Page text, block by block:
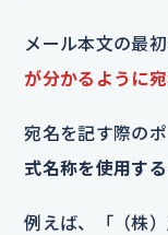
メール本文の最初
が分かるように
宛名を記す際のポ
式名称を使用する
例えば、「（株